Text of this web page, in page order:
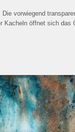
Die vorwiegend
öffnet sich das